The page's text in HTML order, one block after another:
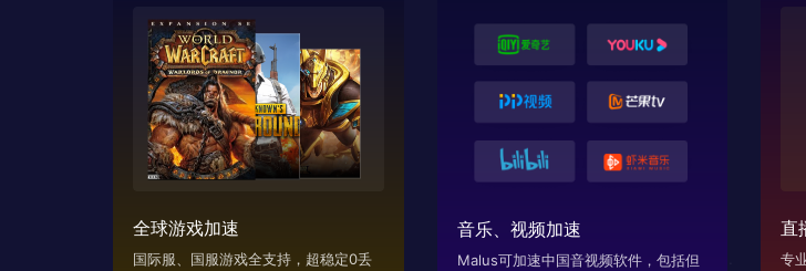
全球游戏加速
国际服、国服游戏全支持，超稳定0丢
音乐、视频加速
Malus可加速中国音视频软件，包括但
直
专